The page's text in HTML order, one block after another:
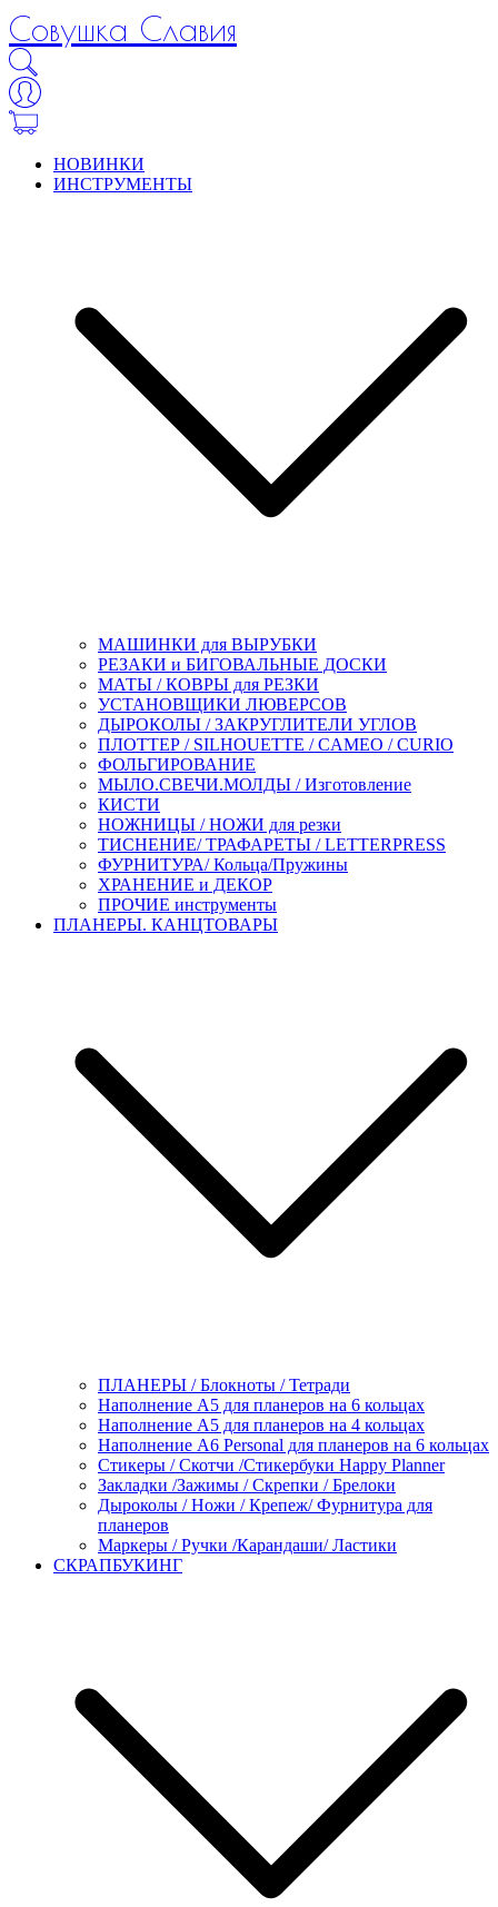
Совушка Славия
НОВИНКИ
ИНСТРУМЕНТЫ
МАШИНКИ для ВЫРУБКИ
РЕЗАКИ и БИГОВАЛЬНЫЕ ДОСКИ
МАТЫ / КОВРЫ для РЕЗКИ
УСТАНОВЩИКИ ЛЮВЕРСОВ
ДЫРОКОЛЫ / ЗАКРУГЛИТЕЛИ УГЛОВ
ПЛОТТЕР / SILHOUETTE / CAMEO / CURIO
ФОЛЬГИРОВАНИЕ
МЫЛО.СВЕЧИ.МОЛДЫ / Изготовление
КИСТИ
НОЖНИЦЫ / НОЖИ для резки
ТИСНЕНИЕ/ ТРАФАРЕТЫ / LETTERPRESS
ФУРНИТУРА/ Кольца/Пружины
ХРАНЕНИЕ и ДЕКОР
ПРОЧИЕ инструменты
ПЛАНЕРЫ. КАНЦТОВАРЫ
ПЛАНЕРЫ / Блокноты / Тетради
Наполнение А5 для планеров на 6 кольцах
Наполнение А5 для планеров на 4 кольцах
Наполнение А6 Personal для планеров на 6 кольцах
Стикеры / Скотчи /Стикербуки Happy Planner
Закладки /Зажимы / Скрепки / Брелоки
Дыроколы / Ножи / Крепеж/ Фурнитура для
планеров
Маркеры / Ручки /Карандаши/ Ластики
СКРАПБУКИНГ